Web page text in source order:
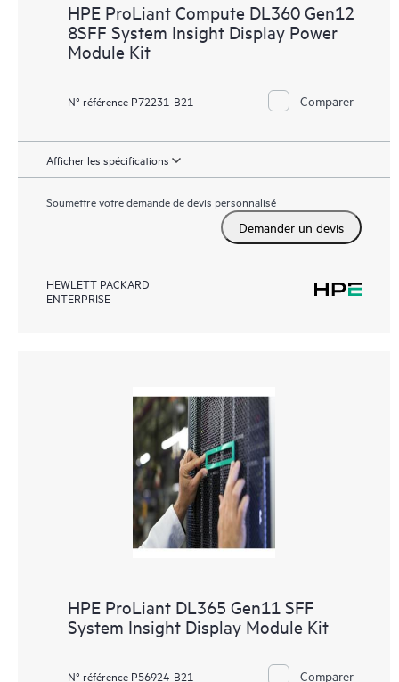
HPE ProLiant Compute DL360 Gen12
8SFF System Insight Display Power
Module Kit
N° référence P72231-B21 Comparer
Afficher les spécifications
Soumettre votre demande de devis personnalisé
Demander un devis
HEWLETT PACKARD
ENTERPRISE
HPE ProLiant DL365 Gen11 SFF
System Insight Display Module Kit
N° référence P56924-B21 Comparer